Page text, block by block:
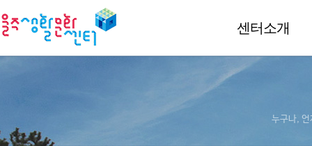
센터소개
누구나, 언